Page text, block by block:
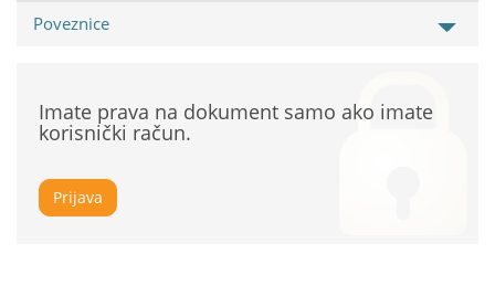
Poveznice
Imate prava na dokument samo ako imate
korisnički račun.
Prijava